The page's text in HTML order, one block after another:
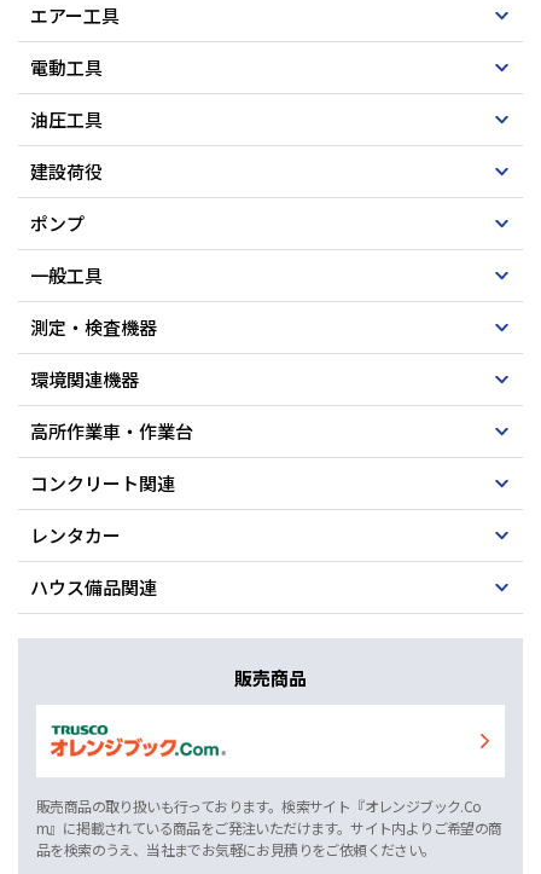
エアー工具
電動工具
油圧工具
建設荷役
ポンプ
一般工具
測定・検査機器
環境関連機器
高所作業車・作業台
コンクリート関連
レンタカー
ハウス備品関連
販売商品
販売商品の取り扱いも行っております。検索サイト『オレンジブック.Co
m』に掲載されている商品をご発注いただけます。サイト内よりご希望の商
品を検索のうえ、当社までお気軽にお見積りをご依頼ください。